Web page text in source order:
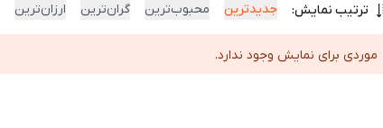
ترتیب نمایش: جدیدترین محبوب‌ترین گران‌ترین ارزان‌ترین
موردی برای نمایش وجود ندارد.